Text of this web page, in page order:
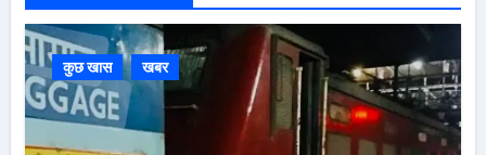
कुछ खास खबर